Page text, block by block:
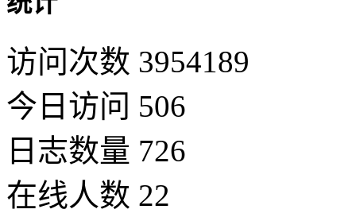
访问次数 3954189
今日访问 506
日志数量 726
在线人数 22